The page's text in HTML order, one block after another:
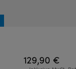
129,90 €